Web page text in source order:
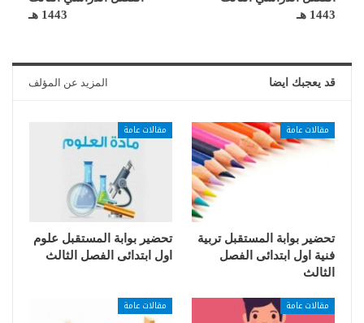
1443 هـ
1443 هـ
قد يعجبك ايضا المزيد عن المؤلف
مقالات عامة
تحضير بوابة المستقبل تربية
فنية اول ابتدائى الفصل
الثالث
مقالات عامة
تحضير بوابة المستقبل علوم
اول ابتدائى الفصل الثالث
مقالات عامة مقالات عامة